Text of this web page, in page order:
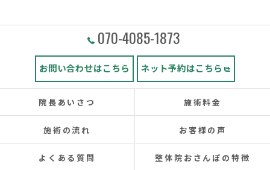
070-4085-1873
お問い合わせはこちら ネット予約はこちら
院長あいさつ 施術料金
施術の流れ お客様の声
よくある質問 整体院おさんぽの特徴